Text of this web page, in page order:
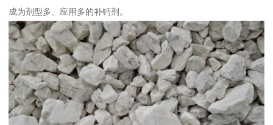
成为剂型多、应用多的补钙剂。